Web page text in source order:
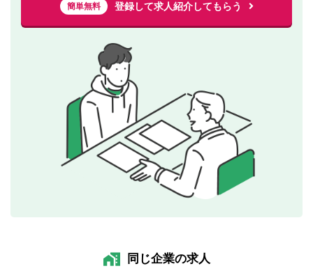
簡単無料 登録して求人紹介してもらう
同じ企業の求人